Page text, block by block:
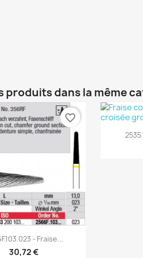
produits dans la même
Aperçu rapide
- Fraise...
30,72 €
favorite_border
